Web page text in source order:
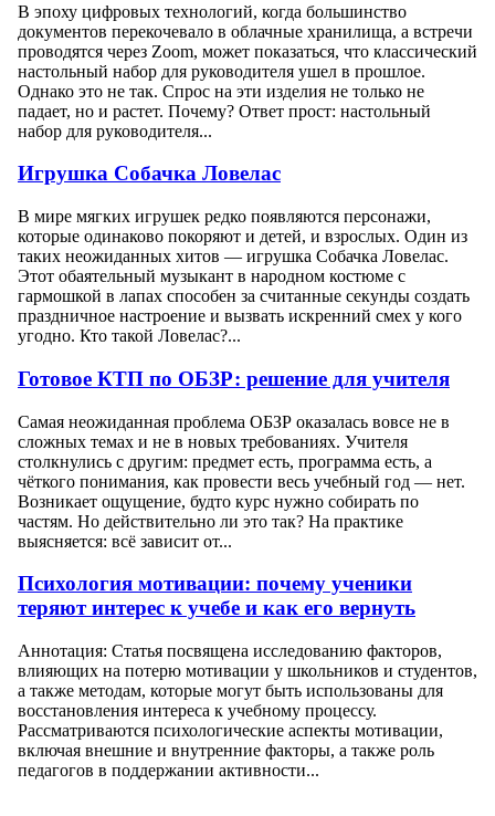
В эпоху цифровых технологий, когда большинство
документов перекочевало в облачные хранилища, а встречи
проводятся через Zoom, может показаться, что классический
настольный набор для руководителя ушел в прошлое.
Однако это не так. Спрос на эти изделия не только не
падает, но и растет. Почему? Ответ прост: настольный
набор для руководителя...
Игрушка Собачка Ловелас
В мире мягких игрушек редко появляются персонажи,
которые одинаково покоряют и детей, и взрослых. Один из
таких неожиданных хитов — игрушка Собачка Ловелас.
Этот обаятельный музыкант в народном костюме с
гармошкой в лапах способен за считанные секунды создать
праздничное настроение и вызвать искренний смех у кого
угодно. Кто такой Ловелас?...
Готовое КТП по ОБЗР: решение для учителя
Самая неожиданная проблема ОБЗР оказалась вовсе не в
сложных темах и не в новых требованиях. Учителя
столкнулись с другим: предмет есть, программа есть, а
чёткого понимания, как провести весь учебный год — нет.
Возникает ощущение, будто курс нужно собирать по
частям. Но действительно ли это так? На практике
выясняется: всё зависит от...
Психология мотивации: почему ученики
теряют интерес к учебе и как его вернуть
Аннотация: Статья посвящена исследованию факторов,
влияющих на потерю мотивации у школьников и студентов,
а также методам, которые могут быть использованы для
восстановления интереса к учебному процессу.
Рассматриваются психологические аспекты мотивации,
включая внешние и внутренние факторы, а также роль
педагогов в поддержании активности...